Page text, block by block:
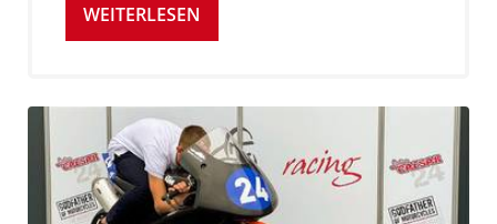
WEITERLESEN